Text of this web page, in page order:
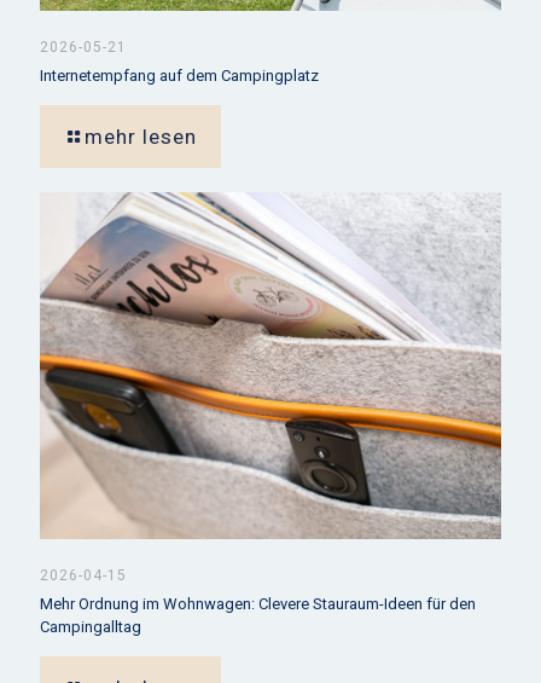
2026-05-21
Internetempfang auf dem Campingplatz
mehr lesen
2026-04-15
Mehr Ordnung im Wohnwagen: Clevere Stauraum-Ideen für den
Campingalltag